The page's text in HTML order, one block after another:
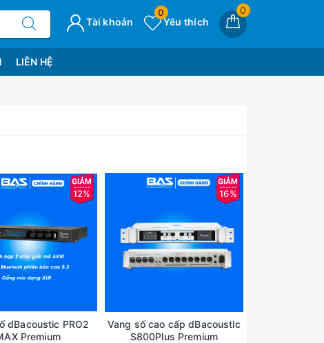
0
Yêu thích
0
Tài khoản
LIÊN HỆ
12%
dBacoustic PRO2
Premium
16%
Vang số cao cấp dBacoustic
S800Plus Premium